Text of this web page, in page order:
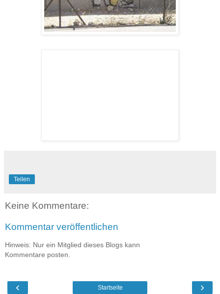
Teilen
Keine Kommentare:
Kommentar veröffentlichen
Hinweis: Nur ein Mitglied dieses Blogs kann
Kommentare posten.
‹ ›
Startseite